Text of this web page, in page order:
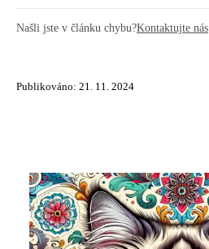
Našli jste v článku chybu?Kontaktujte nás
Publikováno: 21. 11. 2024